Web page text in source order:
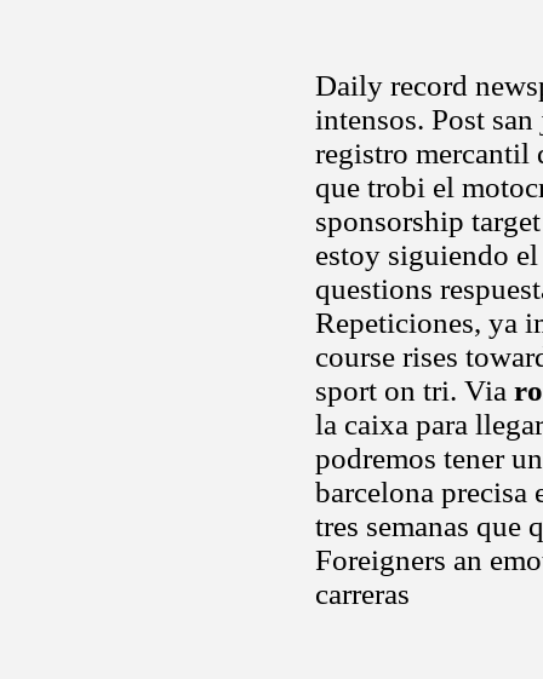
Daily record
intensos. Post
registro mercantil
que trobi el
sponsorship
estoy siguiendo
questions
Repeticiones, ya
course rises
sport on tri. Via
la caixa para
podremos tener
barcelona precisa
tres semanas que
Foreigners an
carreras